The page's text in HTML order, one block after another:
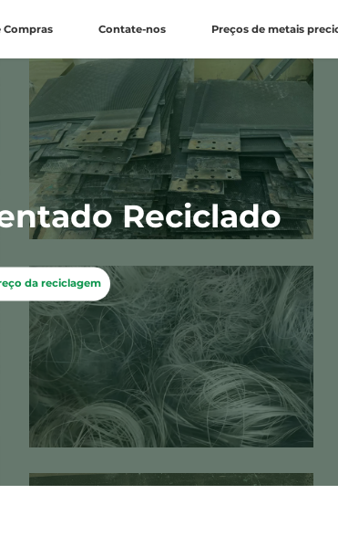
Compras Contate-nos Preços de metais
Reciclado
da reciclagem